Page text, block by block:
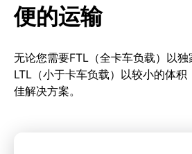
便的运输
无论您需要FTL（全卡车负载）以
LTL（小于卡车负载）以较小的体
佳解决方案。